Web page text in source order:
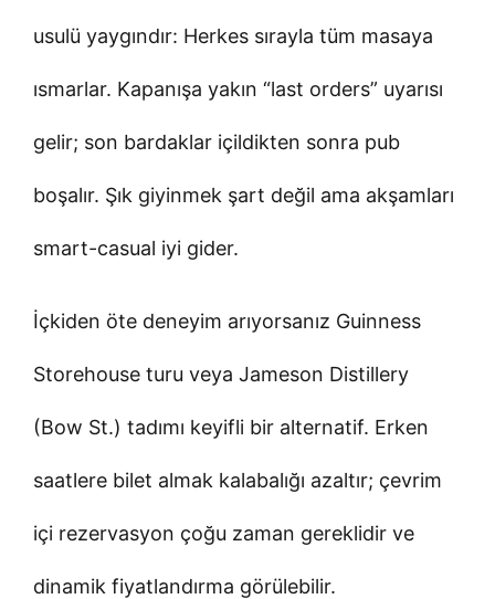
usulü yaygındır: Herkes sırayla tüm masaya
ısmarlar. Kapanışa yakın “last orders” uyarısı
gelir; son bardaklar içildikten sonra pub
boşalır. Şık giyinmek şart değil ama akşamları
smart-casual iyi gider.
İçkiden öte deneyim arıyorsanız Guinness
Storehouse turu veya Jameson Distillery
(Bow St.) tadımı keyifli bir alternatif. Erken
saatlere bilet almak kalabalığı azaltır; çevrim
içi rezervasyon çoğu zaman gereklidir ve
dinamik fiyatlandırma görülebilir.